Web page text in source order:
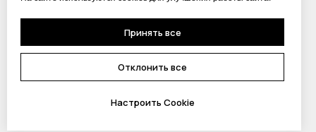
Принять все
Отклонить все
Настроить Cookie